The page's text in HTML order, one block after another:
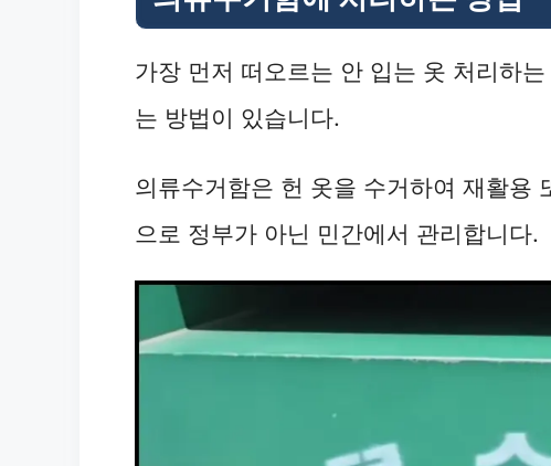
가장 먼저 떠오르는 안 입는 옷 처리하
는 방법이 있습니다.
의류수거함은 헌 옷을 수거하여 재활용
으로 정부가 아닌 민간에서 관리합니다.